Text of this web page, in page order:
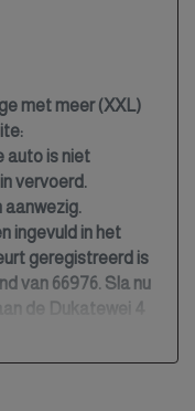
met
met meer (XXL)
auto is niet
vervoerd.
aanwezig.
ingevuld in het
geregistreerd is
van 66976. Sla nu
de Dukatewei 4